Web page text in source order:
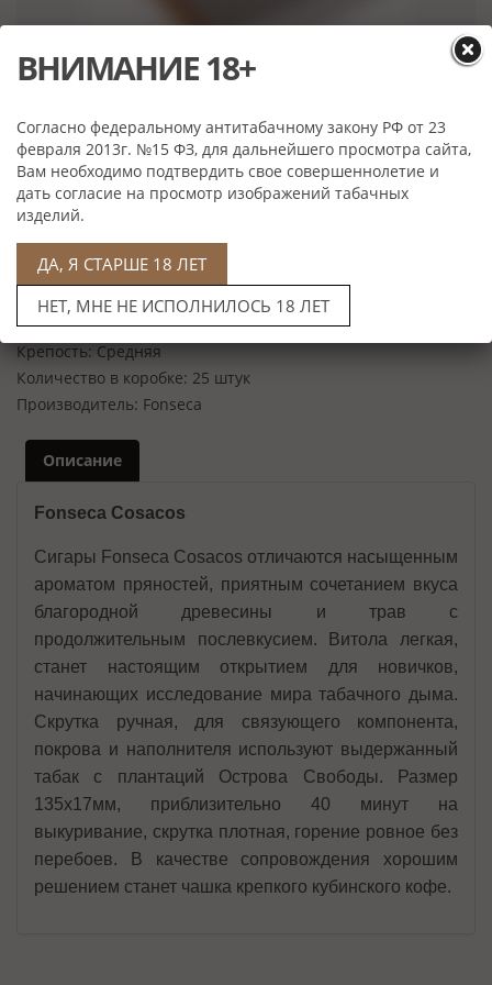
Нет в наличии
Характеристики
Покровный лист: Куба
Связующий лист:
Начинка: Куба
Скрутка: Ручная
Формат: Cosacos
Размер: 135*17 мм
Крепость: Средняя
Количество в коробке: 25 штук
Производитель: Fonseca
Описание
Fonseca Cosacos
Сигары Fonseca Cosacos отличаются насыщенным
ароматом пряностей, приятным сочетанием вкуса
благородной древесины и трав с
продолжительным послевкусием. Витола легкая,
станет настоящим открытием для новичков,
начинающих исследование мира табачного дыма.
Скрутка ручная, для связующего компонента,
покрова и наполнителя используют выдержанный
табак с плантаций Острова Свободы. Размер
135х17мм, приблизительно 40 минут на
выкуривание, скрутка плотная, горение ровное без
перебоев. В качестве сопровождения хорошим
решением станет чашка крепкого кубинского кофе.
ВНИМАНИЕ 18+
Согласно федеральному антитабачному закону РФ от 23
февраля 2013г. №15 ФЗ, для дальнейшего просмотра сайта,
Вам необходимо подтвердить свое совершеннолетие и
дать согласие на просмотр изображений табачных
изделий.
ДА, Я СТАРШЕ 18 ЛЕТ
НЕТ, МНЕ НЕ ИСПОЛНИЛОСЬ 18 ЛЕТ